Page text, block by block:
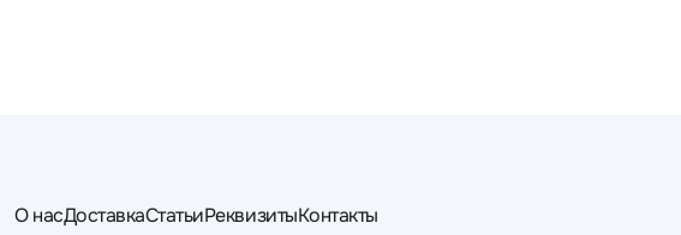
О насДоставкаСтатьиРеквизитыКонтакты